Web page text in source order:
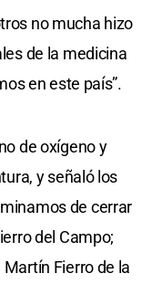
no mucha hizo
de la medicina
en este país”.
de oxígeno y
y señaló los
de cerrar
del Campo;
Fierro de la